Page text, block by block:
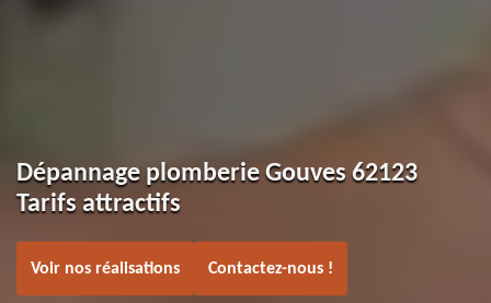
Dépannage plomberie Gouves 62123
Tarifs attractifs
Voir nos réalisations Contactez-nous !